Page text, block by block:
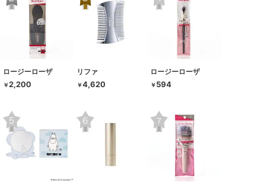
ロージーローザ
￥2,200
リファ
￥4,620
ロージーローザ
￥ 594